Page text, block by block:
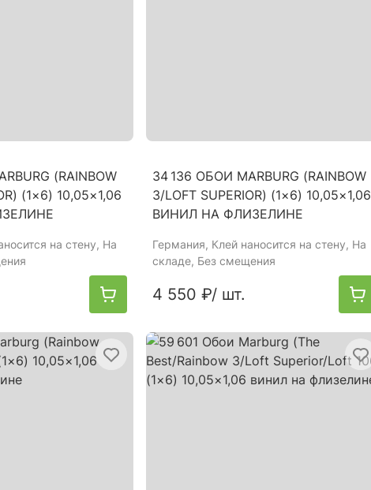
(RAINBOW
(1×6) 10,05×1,06
на стену, На
34 136 ОБОИ MARBURG (RAINBOW
3/LOFT SUPERIOR) (1×6) 10,05×1,06
ВИНИЛ НА ФЛИЗЕЛИНЕ
Германия, Клей наносится на стену, На
складе, Без смещения
4 550 ₽/ шт.